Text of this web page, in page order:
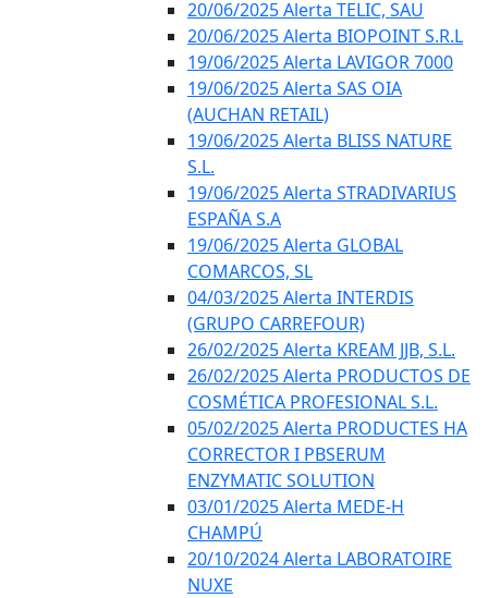
20/06/2025 Alerta TELIC, SAU
20/06/2025 Alerta BIOPOINT S.R.L
19/06/2025 Alerta LAVIGOR 7000
19/06/2025 Alerta SAS OIA
(AUCHAN RETAIL)
19/06/2025 Alerta BLISS NATURE
S.L.
19/06/2025 Alerta STRADIVARIUS
ESPAÑA S.A
19/06/2025 Alerta GLOBAL
COMARCOS, SL
04/03/2025 Alerta INTERDIS
(GRUPO CARREFOUR)
26/02/2025 Alerta KREAM JJB, S.L.
26/02/2025 Alerta PRODUCTOS DE
COSMÉTICA PROFESIONAL S.L.
05/02/2025 Alerta PRODUCTES HA
CORRECTOR I PBSERUM
ENZYMATIC SOLUTION
03/01/2025 Alerta MEDE-H
CHAMPÚ
20/10/2024 Alerta LABORATOIRE
NUXE